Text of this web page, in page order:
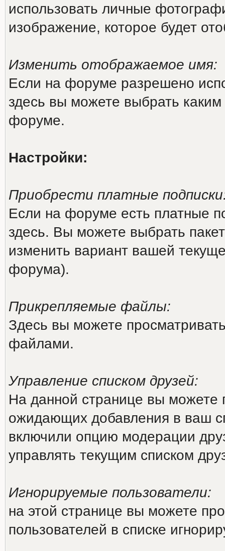
использовать личные
изображение, которое будет
Изменить отображаемое имя:
Если на форуме разрешено
здесь вы можете выбрать
форуме.
Настройки:
Приобрести платные
Если на форуме есть платные
здесь. Вы можете выбрать
изменить вариант вашей
форума).
Прикрепляемые файлы:
Здесь вы можете
файлами.
Управление списком друзей:
На данной странице вы можете
ожидающих добавления в ваш
включили опцию модерации
управлять текущим списком
Игнорируемые пользователи:
на этой странице вы можете
пользователей в списке